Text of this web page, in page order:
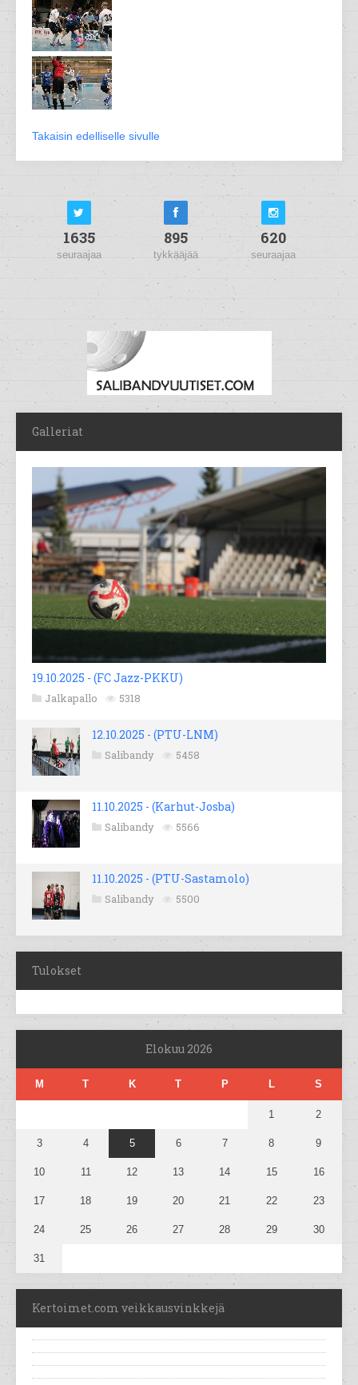
Takaisin edelliselle sivulle
1635
seuraajaa
895
tykkääjää
620
seuraajaa
Galleriat
19.10.2025 - (FC Jazz-PKKU)
Jalkapallo 5318
12.10.2025 - (PTU-LNM)
Salibandy 5458
11.10.2025 - (Karhut-Josba)
Salibandy 5566
11.10.2025 - (PTU-Sastamolo)
Salibandy 5500
Tulokset
Elokuu 2026
M T K T P L S
1 2
3 4 5 6 7 8 9
10 11 12 13 14 15 16
17 18 19 20 21 22 23
24 25 26 27 28 29 30
31
Kertoimet.com veikkausvinkkejä